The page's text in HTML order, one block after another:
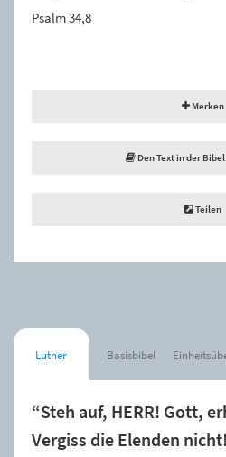
Psalm 34,8
Merken
Den Text in der
Teilen
Luther Basisbibel
“Steh auf, HERR! Gott,
Vergiss die Elenden